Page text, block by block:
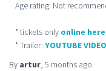
Age rating: Not
* tickets only online here
* Trailer: YOUTUBE VIDEO
By artur, 5 months ago